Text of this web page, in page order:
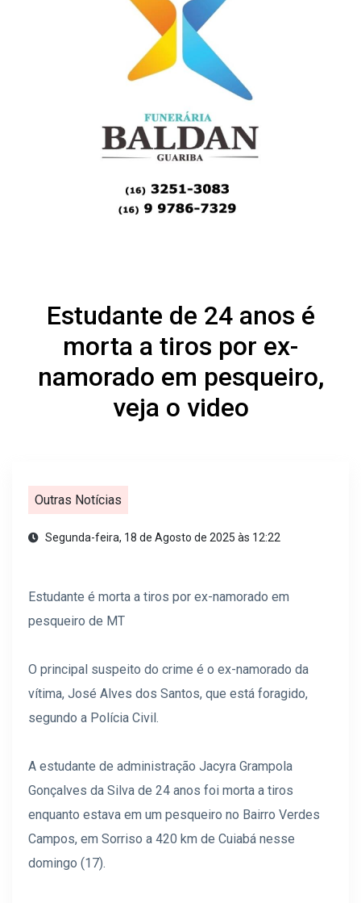
Estudante de 24 anos é
morta a tiros por ex-
namorado em pesqueiro,
veja o video
Outras Notícias
Segunda-feira, 18 de Agosto de 2025 às 12:22
Estudante é morta a tiros por ex-namorado em
pesqueiro de MT
O principal suspeito do crime é o ex-namorado da
vítima, José Alves dos Santos, que está foragido,
segundo a Polícia Civil.
A estudante de administração Jacyra Grampola
Gonçalves da Silva de 24 anos foi morta a tiros
enquanto estava em um pesqueiro no Bairro Verdes
Campos, em Sorriso a 420 km de Cuiabá nesse
domingo (17).